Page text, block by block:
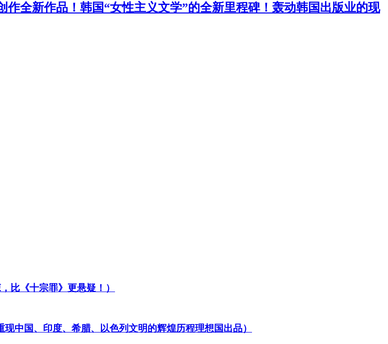
全新作品！韩国“女性主义文学”的全新里程碑！轰动韩国出版业的现
比《十宗罪》更悬疑！）
中国、印度、希腊、以色列文明的辉煌历程理想国出品）